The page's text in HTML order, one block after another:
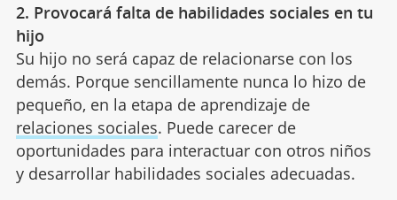
2. Provocará falta de habilidades sociales en tu
hijo
Su hijo no será capaz de relacionarse con los
demás. Porque sencillamente nunca lo hizo de
pequeño, en la etapa de aprendizaje de
relaciones sociales. Puede carecer de
oportunidades para interactuar con otros niños
y desarrollar habilidades sociales adecuadas.